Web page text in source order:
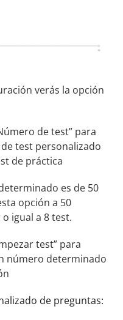
verás la opción
de test” para
test personalizado
de práctica
es de 50
opción a 50
igual a 8 test.
test” para
número determinado
de preguntas: